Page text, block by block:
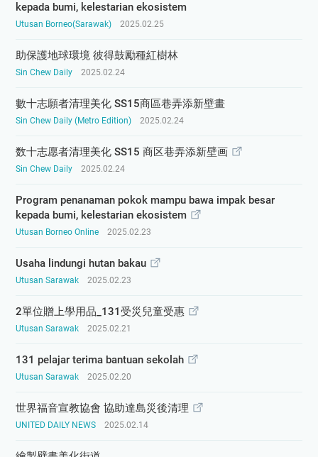
kepada bumi, kelestarian ekosistem
Utusan Borneo(Sarawak) 2025.02.25
助保護地球環境 彼得鼓勵種紅樹林
Sin Chew Daily 2025.02.24
數十志願者清理美化 SS15商區巷弄添新壁畫
Sin Chew Daily (Metro Edition) 2025.02.24
数十志愿者清理美化 SS15 商区巷弄添新壁画
Sin Chew Daily 2025.02.24
Program penanaman pokok mampu bawa impak besar
kepada bumi, kelestarian ekosistem
Utusan Borneo Online 2025.02.23
Usaha lindungi hutan bakau
Utusan Sarawak 2025.02.23
2單位贈上學用品_131受災兒童受惠
Utusan Sarawak 2025.02.21
131 pelajar terima bantuan sekolah
Utusan Sarawak 2025.02.20
世界福音宣教協會 協助達島災後清理
UNITED DAILY NEWS 2025.02.14